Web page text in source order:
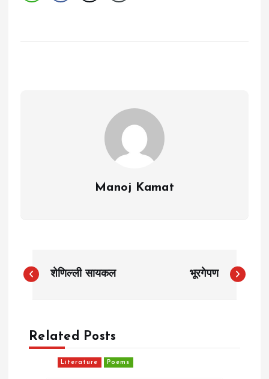
Manoj Kamat
P
t
शेणिल्ली सायकल भूरगेपण
Related Posts
Literature Poems